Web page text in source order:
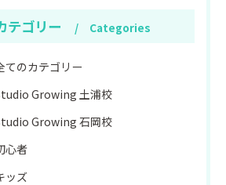
テゴリー Categories
てのカテゴリー
Growing 土浦校
Growing 石岡校
心者
ッズ